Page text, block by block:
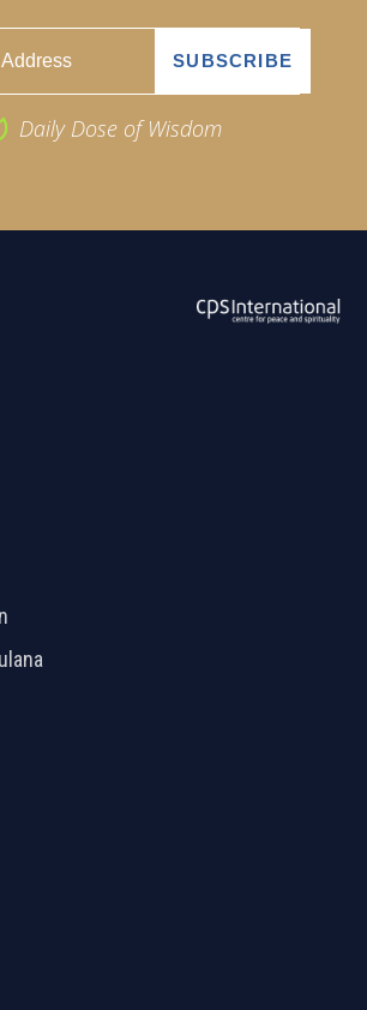
Daily Dose of Wisdom